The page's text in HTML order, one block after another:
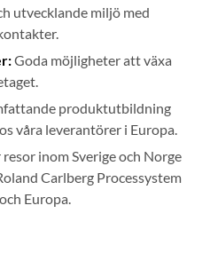
utvecklande miljö med
Goda möjligheter att växa
produktutbildning
våra leverantörer i Europa.
inom Sverige och Norge
Carlberg Processystem
Europa.